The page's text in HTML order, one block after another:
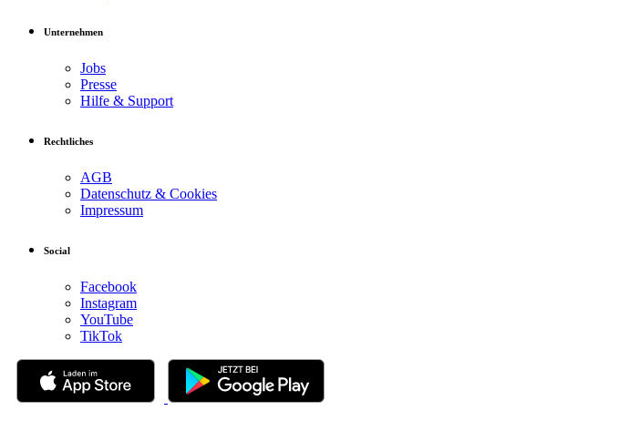
Unternehmen
Jobs
Presse
Hilfe & Support
Rechtliches
AGB
Datenschutz & Cookies
Impressum
Social
Facebook
Instagram
YouTube
TikTok